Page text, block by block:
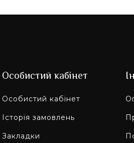
Особистий кабінет
Особистий кабінет
Історія замовлень
Закладки